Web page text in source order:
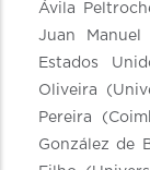
Ávila
Juan Manuel
Estados
Oliveira
Pereira
González de